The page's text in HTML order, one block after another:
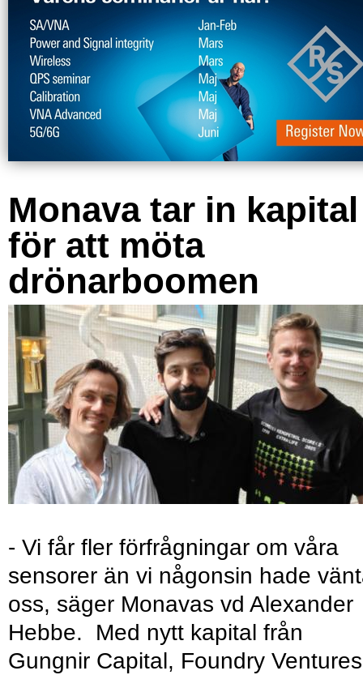
Monava tar in kapital
för att möta
drönarboomen
- Vi får fler förfrågningar om våra
sensorer än vi någonsin hade
oss, säger Monavas vd Alexander
Hebbe. Med nytt kapital från
Gungnir Capital, Foundry Ventures